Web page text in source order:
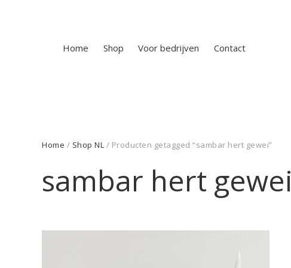
Home Shop Voor bedrijven Contact
Home / Shop NL / Producten getagged “sambar hert gewei”
sambar hert gewei